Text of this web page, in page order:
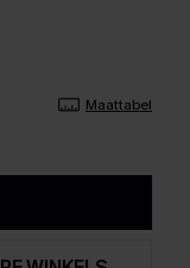
Maattabel